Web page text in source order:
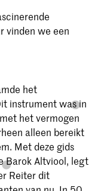
vinden we een
het
instrument was in
het vermogen
alleen bereikt
Met deze gids
Barok Altviool, legt
Reiter dit